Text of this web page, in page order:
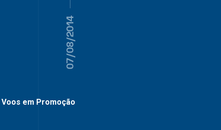
07/08/2014
Voos em Promoção